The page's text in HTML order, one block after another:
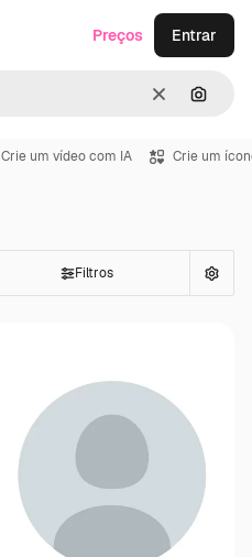
Limpar
Preços Entrar
Crie um vídeo com IA Crie um
Filtros